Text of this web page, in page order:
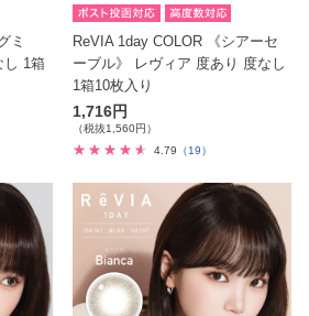
ミ
し 1箱
ReVIA 1day COLOR 《シアーセ
ーブル》 レヴィア 度あり 度なし
1箱10枚入り
1,716円
（税抜1,560円）
4.79
（19）